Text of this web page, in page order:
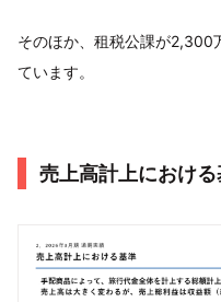
そのほか、租税公課が2,300
ています。
売上高計上におけ